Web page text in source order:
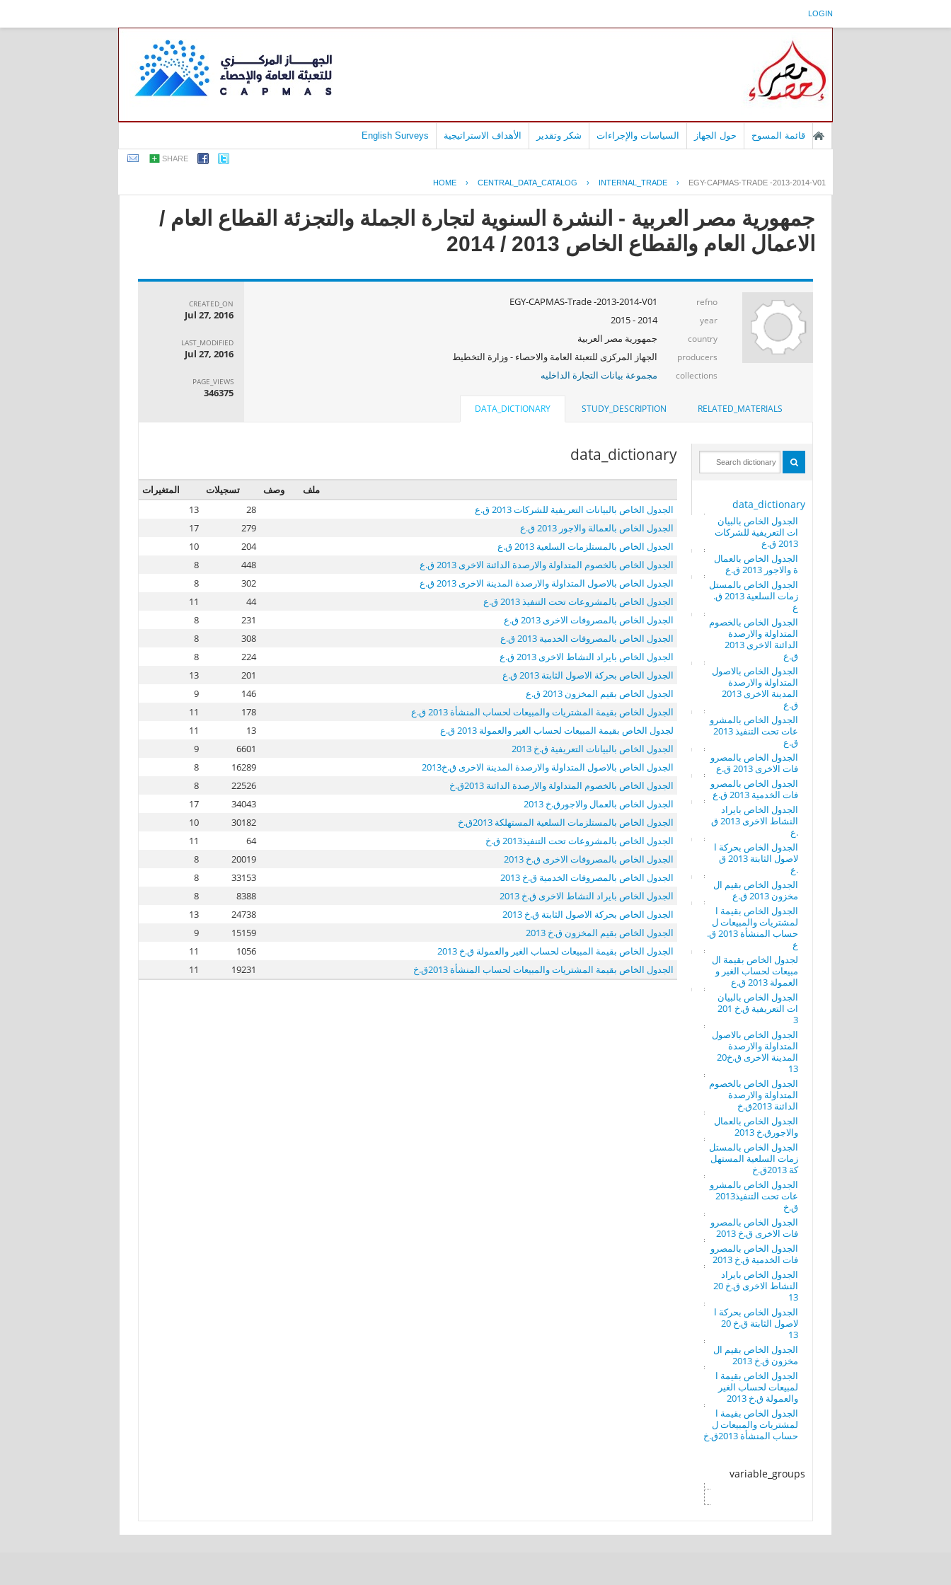
LOGIN
قائمة المسوح حول الجهاز السياسات والإجراءات شكر وتقدير الأهداف الاستراتيجية English Surveys
SHARE
HOME › CENTRAL_DATA_CATALOG › INTERNAL_TRADE › EGY-CAPMAS-TRADE -2013-2014-V01
جمهورية مصر العربية - النشرة السنوية لتجارة الجملة والتجزئة القطاع العام /
الاعمال العام والقطاع الخاص 2013 / 2014
refno
EGY-CAPMAS-Trade -2013-2014-V01
year
2014 - 2015
country جمهورية مصر العربية
producers الجهاز المركزى للتعبئة العامة والاحصاء - وزارة التخطيط
collections مجموعة بيانات التجارة الداخليه
CREATED_ON
Jul 27, 2016
LAST_MODIFIED
Jul 27, 2016
PAGE_VIEWS
346375
RELATED_MATERIALS
STUDY_DESCRIPTION
DATA_DICTIONARY
data_dictionary
الجدول الخاص بالبيان
ات التعريفية للشركات
2013 ق.ع
الجدول الخاص بالعمال
ة والاجور 2013 ق.ع
الجدول الخاص بالمستل
زمات السلعية 2013 ق.
ع
الجدول الخاص بالخصوم
المتداولة والارصدة
الدائنة الاخرى 2013
ق.ع
الجدول الخاص بالاصول
المتداولة والارصدة
المدينة الاخرى 2013
ق.ع
الجدول الخاص بالمشرو
عات تحت التنفيذ 2013
ق.ع
الجدول الخاص بالمصرو
فات الاخرى 2013 ق.ع
الجدول الخاص بالمصرو
فات الخدمية 2013 ق.ع
الجدول الخاص بايراد
النشاط الاخرى 2013 ق
.ع
الجدول الخاص بحركة ا
لاصول الثابتة 2013 ق
.ع
الجدول الخاص بقيم ال
مخزون 2013 ق.ع
الجدول الخاص بقيمة ا
لمشتريات والمبيعات ل
حساب المنشأة 2013 ق.
ع
لجدول الخاص بقيمة ال
مبيعات لحساب الغير و
العمولة 2013 ق.ع
الجدول الخاص بالبيان
ات التعريفية ق.خ 201
3
الجدول الخاص بالاصول
المتداولة والارصدة
المدينة الاخرى ق.خ20
13
الجدول الخاص بالخصوم
المتداولة والارصدة
الدائنة 2013ق.خ
الجدول الخاص بالعمال
والاجورق.خ 2013
الجدول الخاص بالمستل
زمات السلعية المستهل
كة 2013ق.خ
الجدول الخاص بالمشرو
عات تحت التنفيذ2013
ق.خ
الجدول الخاص بالمصرو
فات الاخرى ق.خ 2013
الجدول الخاص بالمصرو
فات الخدمية ق.خ 2013
الجدول الخاص بايراد
النشاط الاخرى ق.خ 20
13
الجدول الخاص بحركة ا
لاصول الثابتة ق.خ 20
13
الجدول الخاص بقيم ال
مخزون ق.خ 2013
الجدول الخاص بقيمة ا
لمبيعات لحساب الغير
والعمولة ق.خ 2013
الجدول الخاص بقيمة ا
لمشتريات والمبيعات ل
حساب المنشأة 2013ق.خ
variable_groups
data_dictionary
ملف وصف تسجيلات
المتغيرات
الجدول الخاص بالبيانات التعريفية للشركات 2013 ق.ع
28
13
الجدول الخاص بالعمالة والاجور 2013 ق.ع
279
17
الجدول الخاص بالمستلزمات السلعية 2013 ق.ع
204
10
الجدول الخاص بالخصوم المتداولة والارصدة الدائنة الاخرى 2013 ق.ع
448
8
الجدول الخاص بالاصول المتداولة والارصدة المدينة الاخرى 2013 ق.ع
302
8
الجدول الخاص بالمشروعات تحت التنفيذ 2013 ق.ع
44
11
الجدول الخاص بالمصروفات الاخرى 2013 ق.ع
231
8
الجدول الخاص بالمصروفات الخدمية 2013 ق.ع
308
8
الجدول الخاص بايراد النشاط الاخرى 2013 ق.ع
224
8
الجدول الخاص بحركة الاصول الثابتة 2013 ق.ع
201
13
الجدول الخاص بقيم المخزون 2013 ق.ع
146
9
الجدول الخاص بقيمة المشتريات والمبيعات لحساب المنشأة 2013 ق.ع
178
11
لجدول الخاص بقيمة المبيعات لحساب الغير والعمولة 2013 ق.ع
13
11
الجدول الخاص بالبيانات التعريفية ق.خ 2013
6601
9
الجدول الخاص بالاصول المتداولة والارصدة المدينة الاخرى ق.خ2013
16289
8
الجدول الخاص بالخصوم المتداولة والارصدة الدائنة 2013ق.خ
22526
8
الجدول الخاص بالعمال والاجورق.خ 2013
34043
17
الجدول الخاص بالمستلزمات السلعية المستهلكة 2013ق.خ
30182
10
الجدول الخاص بالمشروعات تحت التنفيذ2013 ق.خ
64
11
الجدول الخاص بالمصروفات الاخرى ق.خ 2013
20019
8
الجدول الخاص بالمصروفات الخدمية ق.خ 2013
33153
8
الجدول الخاص بايراد النشاط الاخرى ق.خ 2013
8388
8
الجدول الخاص بحركة الاصول الثابتة ق.خ 2013
24738
13
الجدول الخاص بقيم المخزون ق.خ 2013
15159
9
الجدول الخاص بقيمة المبيعات لحساب الغير والعمولة ق.خ 2013
1056
11
الجدول الخاص بقيمة المشتريات والمبيعات لحساب المنشأة 2013ق.خ
19231
11